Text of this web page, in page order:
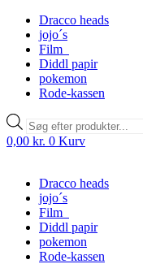
Dracco heads
jojo´s
Film
Diddl papir
pokemon
Rode-kassen
Products
search
0,00 kr. 0 Kurv
Dracco heads
jojo´s
Film
Diddl papir
pokemon
Rode-kassen